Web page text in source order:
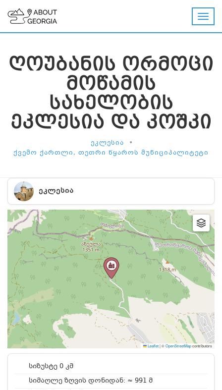
ᲦᲝᲣᲑᲐᲜᲘᲡ ᲝᲠᲛᲝᲪᲘ
ᲛᲝᲬᲐᲛᲘᲡ
ᲡᲐᲮᲔᲚᲝᲑᲘᲡ
ᲔᲙᲚᲔᲡᲘᲐ ᲓᲐ ᲙᲝᲨᲙᲘ
ᲔᲙᲚᲔᲡᲘᲐ •
ᲥᲕᲔᲛᲝ ᲥᲐᲠᲗᲚᲘ, ᲗᲔᲗᲠᲘ ᲬᲧᲐᲠᲝᲡ ᲛᲣᲜᲘᲪᲘᲞᲐᲚᲘᲢᲔᲢᲘ
ᲔᲙᲚᲔᲡᲘᲐ
Leaflet|©OpenStreetMapcontributors
სიზუსტე 0 კმ
სიმაღლე ზღვის დონიდან: ≈ 991 მ